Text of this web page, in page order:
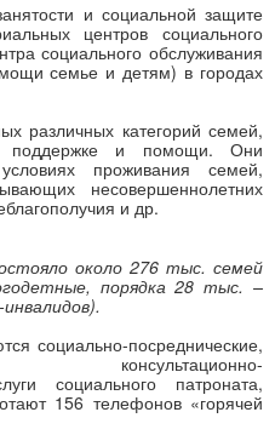
и социальной защите
центров социального
социального обслуживания
семье и детям) в городах
различных категорий семей,
поддержке и помощи. Они
проживания семей,
несовершеннолетних
и др.
около 276 тыс. семей
порядка 28 тыс. –
социально-посреднические,
консультационно-
социального патроната,
156 телефонов «горячей